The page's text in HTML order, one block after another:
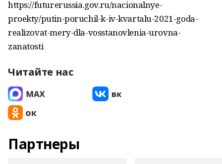
https://futurerussia.gov.ru/nacionalnye-
proekty/putin-poruchil-k-iv-kvartalu-2021-goda-
realizovat-mery-dla-vosstanovlenia-urovna-
zanatosti
Читайте нас
Партнеры